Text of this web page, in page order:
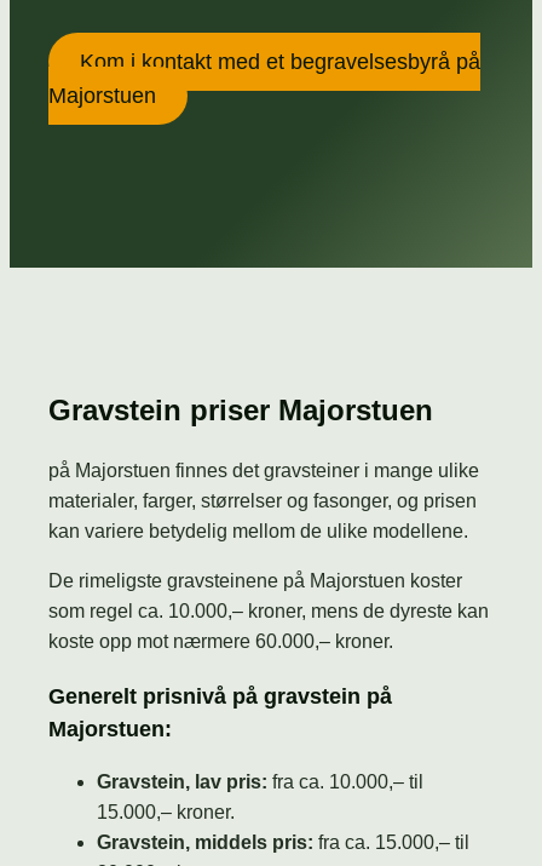
Kom i kontakt med et begravelsesbyrå på
Majorstuen
Gravstein priser Majorstuen
på Majorstuen finnes det gravsteiner i mange ulike
materialer, farger, størrelser og fasonger, og prisen
kan variere betydelig mellom de ulike modellene.
De rimeligste gravsteinene på Majorstuen koster
som regel ca. 10.000,– kroner, mens de dyreste kan
koste opp mot nærmere 60.000,– kroner.
Generelt prisnivå på gravstein på
Majorstuen:
Gravstein, lav pris: fra ca. 10.000,– til
15.000,– kroner.
Gravstein, middels pris: fra ca. 15.000,– til